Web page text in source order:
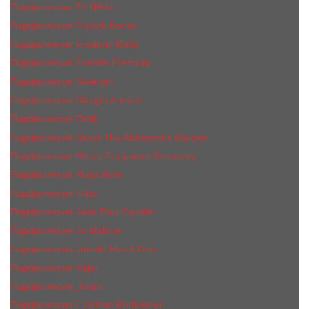
Парфюмерия Ex Nihilo
Парфюмерия Franck Boclet
Парфюмерия Frеderic Mаlle
Парфюмерия Fontela Premium
Парфюмерия Guerlain
Парфюмерия Giorgio Armani
Парфюмерия Gritti
Парфюмерия Gucci The Alchemist’s Garden.
Парфюмерия Haute Fragrance Company
Парфюмерия Hugo Boss
Парфюмерия Initio
Парфюмерия Jean Paul Gaultier
Парфюмерия Jо Malоnе
Парфюмерия Juliette Has A Gun
Парфюмерия Kajal
Парфюмерия_КiIiаn
Парфюмерия L'Artisan Parfumeur